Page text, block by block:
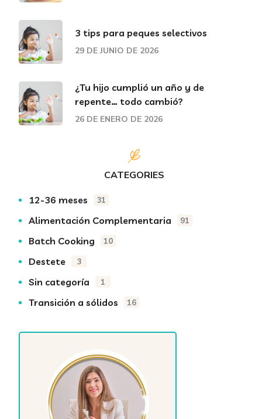
3 tips para peques selectivos
29 DE JUNIO DE 2026
¿Tu hijo cumplió un año y de
repente… todo cambió?
26 DE ENERO DE 2026
CATEGORIES
12-36 meses 31
Alimentación Complementaria 91
Batch Cooking 10
Destete 3
Sin categoría 1
Transición a sólidos 16